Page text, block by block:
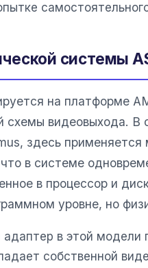
системы
на платформе
схемы видеовыхода. В
здесь применяется
в системе
в процессор и
уровне, но
адаптер в этой модели
собственной